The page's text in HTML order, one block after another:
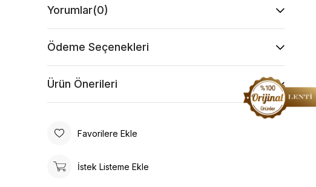
Yorumlar(0)
Ödeme Seçenekleri
Ürün Önerileri
Favorilere Ekle
İstek Listeme Ekle